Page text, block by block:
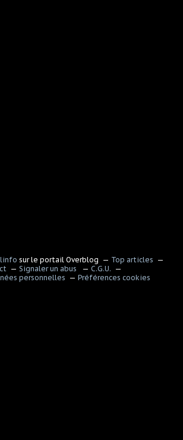
sur le portail Overblog
Top articles
Signaler un abus
C.G.U.
personnelles
Préférences cookies